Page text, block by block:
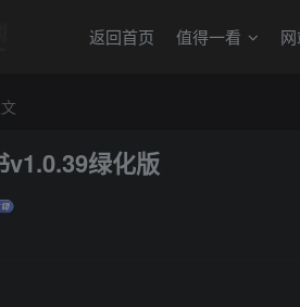
返回首页 值得一看
v1.0.39绿化版